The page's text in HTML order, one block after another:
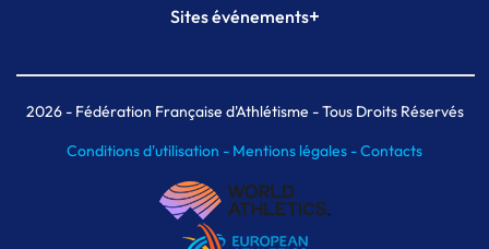
Plateforme Formation
Sites événements+
Meeting de Paris indoor
MAIF Ekiden de Paris
2026- Fédération Française d'Athlétisme - Tous Droits Réservés
Conditions d'utilisation - Mentions légales -Contacts